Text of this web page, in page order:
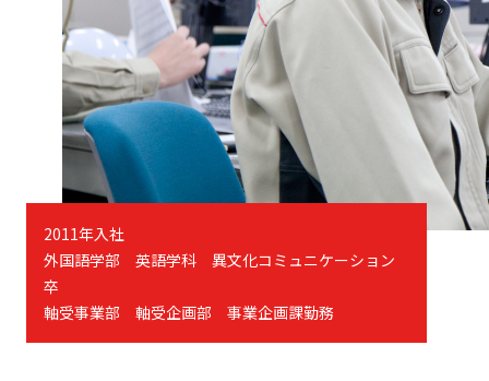
2011年入社
外国語学部 英語学科 異文化コミュニケーション
卒
軸受事業部 軸受企画部 事業企画課勤務